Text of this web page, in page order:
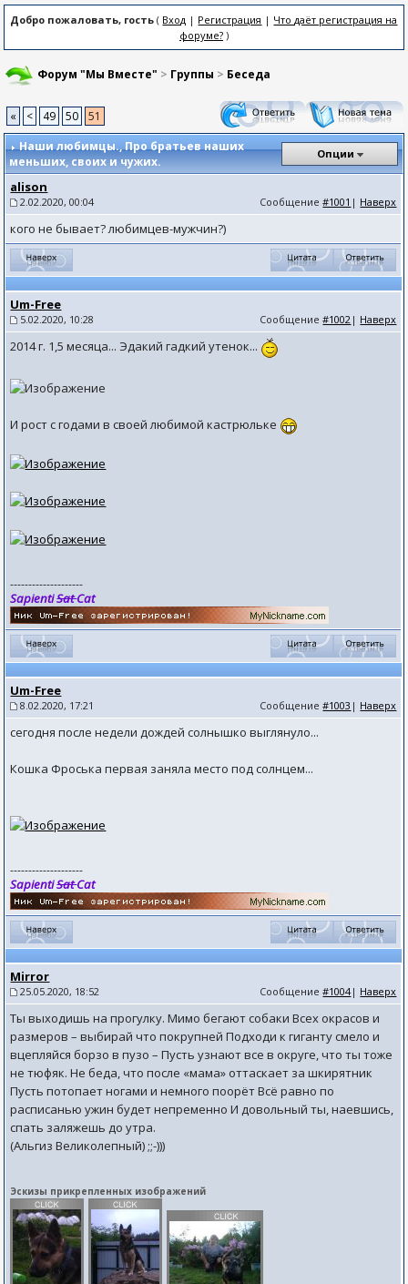
Добро пожаловать, гость ( Вход | Регистрация | Что даёт регистрация на
форуме?)
Форум "Мы Вместе" > Группы > Беседа
« < 49 50
51
Наши любимцы., Про братьев наших
меньших, своих и чужих.
Опции
alison
2.02.2020, 00:04 Сообщение#1001 | Наверх
кого не бывает? любимцев-мужчин?)
Um-Free
5.02.2020, 10:28 Сообщение#1002 | Наверх
2014 г. 1,5 месяца... Эдакий гадкий утенок...
И рост с годами в своей любимой кастрюльке
--------------------
SapientiSatCat
Um-Free
8.02.2020, 17:21 Сообщение#1003 | Наверх
сегодня после недели дождей солнышко выглянуло...
Кошка Фроська первая заняла место под солнцем...
--------------------
SapientiSatCat
Mirror
25.05.2020, 18:52 Сообщение#1004| Наверх
Ты выходишь на прогулку. Мимо бегают собаки Всех окрасов и
размеров – выбирай что покрупней Подходи к гиганту смело и
вцепляйся борзо в пузо – Пусть узнают все в округе, что ты тоже
не тюфяк. Не беда, что после «мама» оттаскает за шкирятник
Пусть потопает ногами и немного поорёт Всё равно по
расписанью ужин будет непременно И довольный ты, наевшись,
спать заляжешь до утра.
(Альгиз Великолепный) ;;-)))
Эскизы прикрепленных изображений